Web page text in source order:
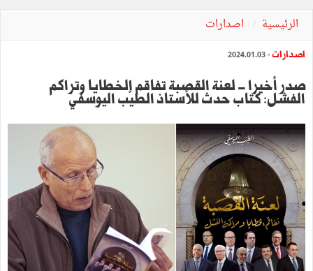
الرئيسية اصدارات
اصدارات- 2024.01.03
صدر أخيرا - لعنة القصبة تفاقم الخطايا وتراكم
الفشل: كتاب حدث للأستاذ الطيّب اليوسفي